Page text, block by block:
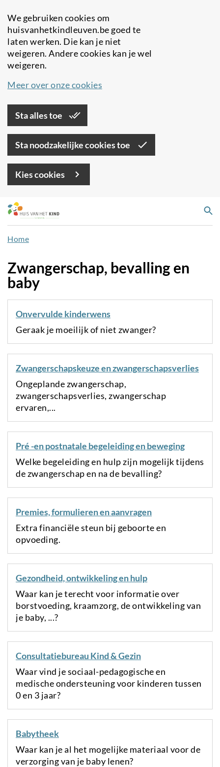
We gebruiken cookies om
huisvanhetkindleuven.be goed te
laten werken. Die kan je niet
weigeren. Andere cookies kan je wel
weigeren.
Meer over onze cookies
Sta alles toe
Sta noodzakelijke cookies toe
Kies cookies
Overslaan
en
naar
de
gaan
Home
Zwangerschap, bevalling en
baby
Onvervulde kinderwens
Geraak je moeilijk of niet zwanger?
Zwangerschapskeuze en zwangerschapsverlies
Ongeplande zwangerschap,
zwangerschapsverlies, zwangerschap
ervaren,...
Pré -en postnatale begeleiding en beweging
Welke begeleiding en hulp zijn mogelijk tijdens
de zwangerschap en na de bevalling?
Premies, formulieren en aanvragen
Extra financiële steun bij geboorte en
opvoeding.
Gezondheid, ontwikkeling en hulp
Waar kan je terecht voor informatie over
borstvoeding, kraamzorg, de ontwikkeling van
je baby, ...?
Consultatiebureau Kind & Gezin
Waar vind je sociaal-pedagogische en
medische ondersteuning voor kinderen tussen
0 en 3 jaar?
Babytheek
Waar kan je al het mogelijke materiaal voor de
verzorging van je baby lenen?